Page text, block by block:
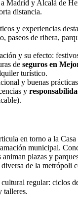
Madrid y Alcalá de
distancia.
y experiencias
paseos de ribera,
y su efecto:
de seguros en
turístico.
y buenas
y
en torno a la
municipal.
plazas y
de la metrópoli
regular: ciclos
talleres.